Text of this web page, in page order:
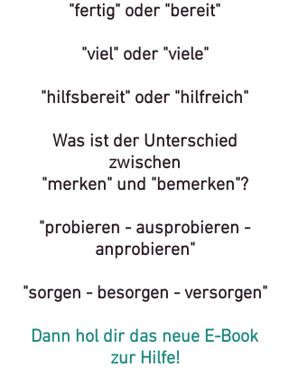
"fertig" oder "bereit"
"viel" oder "viele"
"hilfsbereit" oder "hilfreich"
Was ist der Unterschied
zwischen
"merken" und "bemerken"?
"probieren - ausprobieren -
anprobieren"
"sorgen - besorgen - versorgen"
Dann hol dir das neue E-Book
zur Hilfe!